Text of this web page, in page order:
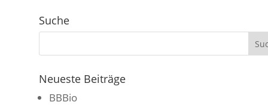
Suche
Neueste Beiträge
BBBio